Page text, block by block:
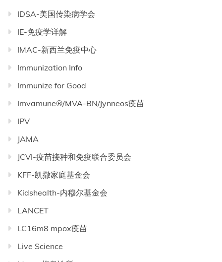
IDSA-美国传染病学会
IE-免疫学详解
IMAC-新西兰免疫中心
Immunization Info
Immunize for Good
Imvamune®/MVA-BN/Jynneos疫苗
IPV
JAMA
JCVI-疫苗接种和免疫联合委员会
KFF-凯撒家庭基金会
Kidshealth-内穆尔基金会
LANCET
LC16m8 mpox疫苗
Live Science